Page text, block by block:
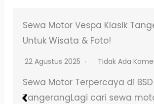
Sewa Motor Listrik Termurah
No DP!
16 April 2026 Tidak Ada Komentar
Sewa Motor di BSD Tangerang
kendaraan untuk liburan